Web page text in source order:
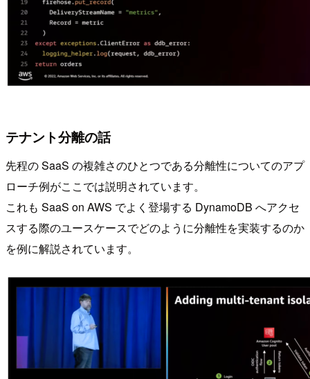
テナント分離の話
先程の SaaS の複雑さのひとつである分離性についてのアプ
ローチ例がここでは説明されています。
これも SaaS on AWS でよく登場する DynamoDB へアクセ
スする際のユースケースでどのように分離性を実装するのか
を例に解説されています。